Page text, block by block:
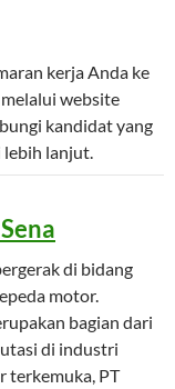
kerja Anda ke
website
kandidat yang
lebih lanjut.
di bidang
motor.
bagian dari
di industri
terkemuka, PT